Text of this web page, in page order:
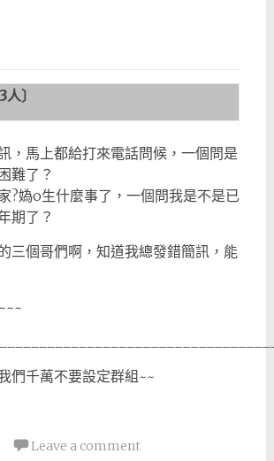
3人〕
，馬上都給打來電話問候，一個問是
難了？
?媯o生什麼事了，一個問我是不是已
期了？
三個哥們啊，知道我總發錯簡訊，能
們千萬不要設定群組~~
Leave a comment